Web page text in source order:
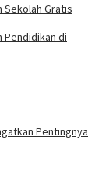
Sekolah Gratis
Pendidikan di
Pentingnya